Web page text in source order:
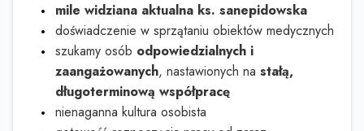
mile widziana aktualna ks. sanepidowska
doświadczenie w sprzątaniu obiektów medycznych
szukamy osób odpowiedzialnych i
zaangażowanych, nastawionych na stałą,
długoterminową współpracę
nienaganna kultura osobista